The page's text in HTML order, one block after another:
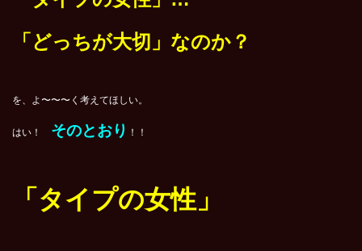
「どっちが大切」なのか？
を、よ〜〜〜く考えてほしい。
はい！ そのとおり ！！
「タイプの女性」